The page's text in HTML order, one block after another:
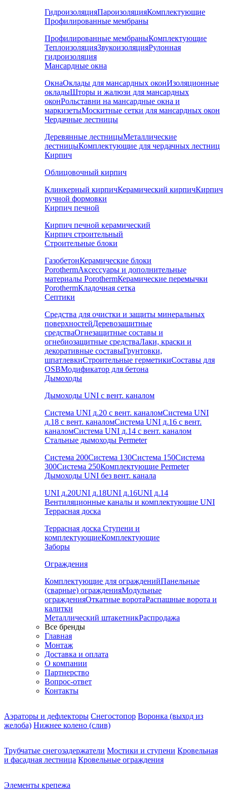
ГидроизоляцияПароизоляцияКомплектующие
Профилированные мембраны
Профилированные мембраныКомплектующие
ТеплоизоляцияЗвукоизоляцияРулонная
гидроизоляция
Мансардные окна
ОкнаОклады для мансардных оконИзоляционные
окладыШторы и жалюзи для мансардных
оконРольставни на мансардные окна и
маркизетыМоскитные сетки для мансардных окон
Чердачные лестницы
Деревянные лестницыМеталлические
лестницыКомплектующие для чердачных лестниц
Кирпич
Облицовочный кирпич
Клинкерный кирпичКерамический кирпичКирпич
ручной формовки
Кирпич печной
Кирпич печной керамический
Кирпич строительный
Строительные блоки
ГазобетонКерамические блоки
PorothermАксессуары и дополнительные
материалы PorothermКерамические перемычки
PorothermКладочная сетка
Септики
Средства для очистки и защиты минеральных
поверхностейДеревозащитные
средстваОгнезащитные составы и
огнебиозащитные средстваЛаки, краски и
декоративные составыГрунтовки,
шпатлевкиСтроительные герметикиСоставы для
OSBМодификатор для бетона
Дымоходы
Дымоходы UNI с вент. каналом
Система UNI д.20 с вент. каналомСистема UNI
д.18 с вент. каналомСистема UNI д.16 с вент.
каналомСистема UNI д.14 с вент. каналом
Стальные дымоходы Permeter
Система 200Система 130Система 150Система
300Система 250Комплектующие Permeter
Дымоходы UNI без вент. канала
UNI д.20UNI д.18UNI д.16UNI д.14
Вентиляционные каналы и комплектующие UNI
Террасная доска
Террасная доска Ступени и
комплектующиеКомплектующие
Заборы
Ограждения
Комплектующие для огражденийПанельные
(сварные) огражденияМодульные
огражденияОткатные воротаРаспашные ворота и
калитки
Металлический штакетникРаспродажа
Все бренды
Главная
Монтаж
Доставка и оплата
О компании
Партнерство
Вопрос-ответ
Контакты
Аэраторы и дефлекторы Снегостопор Воронка (выход из
желоба) Нижнее колено (слив)
Трубчатые снегозадержатели Мостики и ступени Кровельная
и фасадная лестница Кровельные ограждения
Элементы крепежа